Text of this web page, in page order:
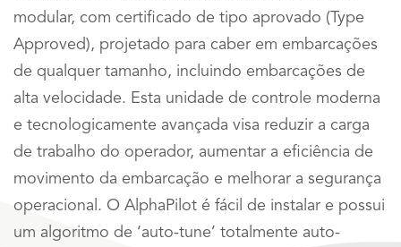
modular, com certificado de tipo aprovado (Type
Approved), projetado para caber em embarcações
de qualquer tamanho, incluindo embarcações de
alta velocidade. Esta unidade de controle moderna
e tecnologicamente avançada visa reduzir a carga
de trabalho do operador, aumentar a eficiência de
movimento da embarcação e melhorar a segurança
operacional. O AlphaPilot é fácil de instalar e possui
um algoritmo de ‘auto-tune’ totalmente auto-